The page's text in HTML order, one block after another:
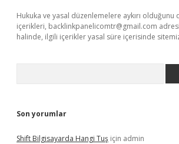
Hukuka ve yasal düzenlemelere aykırı olduğunu
içerikleri, backlinkpanelicomtr@gmail.com
halinde, ilgili içerikler yasal süre içerisinde
Son yorumlar
Shift Bilgisayarda Hangi Tuş için admin